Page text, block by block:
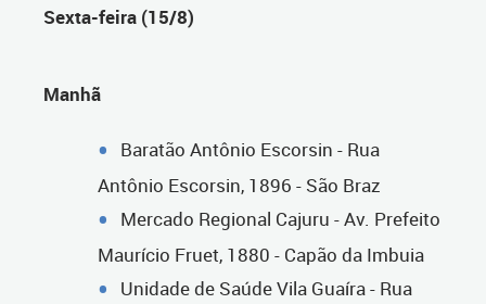
Sexta-feira (15/8)
Manhã
Baratão Antônio Escorsin - Rua
Antônio Escorsin, 1896 - São Braz
Mercado Regional Cajuru - Av. Prefeito
Maurício Fruet, 1880 - Capão da Imbuia
Unidade de Saúde Vila Guaíra - Rua